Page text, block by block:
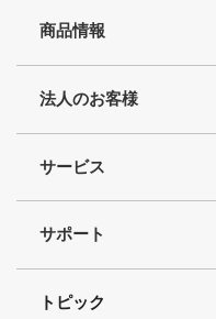
商品情報
法人のお客様
サービス
サポート
トピック